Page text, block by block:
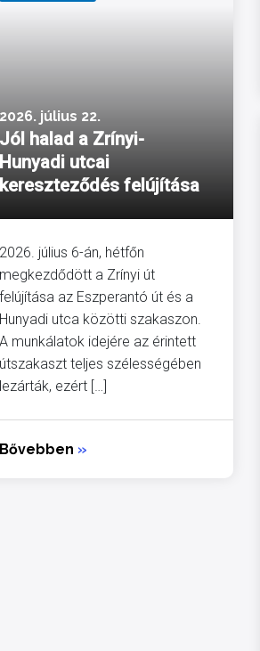
2026. július 22.
Jól halad a Zrínyi-
Hunyadi utcai
kereszteződés felújítása
2026. július 6-án, hétfőn
megkezdődött a Zrínyi út
felújítása az Eszperantó út és a
Hunyadi utca közötti szakaszon.
A munkálatok idejére az érintett
útszakaszt teljes szélességében
lezárták, ezért […]
Bővebben »